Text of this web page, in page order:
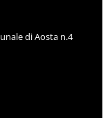
di Aosta n.4